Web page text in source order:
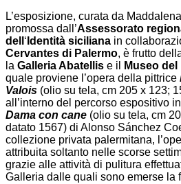
L’esposizione, curata da
promossa dall’Assessorato
dell ‘ Identità siciliana in
Cervantes di Palermo, è frutto
la Galleria Abatellis e il Museo del
quale proviene l’opera della pittrice
Valois (olio su tela, cm 205 x 123;
all’interno del percorso espositivo
Dama con cane (olio su tela, cm
datato 1567) di Alonso Sánchez
collezione privata palermitana,
attribuita soltanto nelle scorse
grazie alle attività di pulitura
Galleria dalle quali sono emerse la